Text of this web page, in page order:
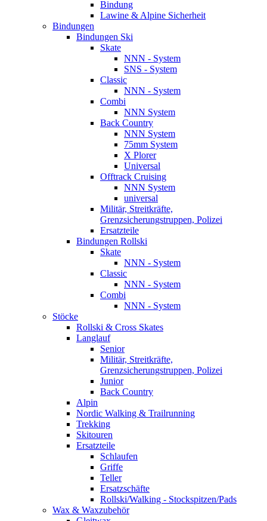
Bindung
Lawine & Alpine Sicherheit
Bindungen
Bindungen Ski
Skate
NNN - System
SNS - System
Classic
NNN - System
Combi
NNN System
Back Country
NNN System
75mm System
X Plorer
Universal
Offtrack Cruising
NNN System
universal
Militär, Streitkräfte,
Grenzsicherungstruppen, Polizei
Ersatzteile
Bindungen Rollski
Skate
NNN - System
Classic
NNN - System
Combi
NNN - System
Stöcke
Rollski & Cross Skates
Langlauf
Senior
Militär, Streitkräfte,
Grenzsicherungstruppen, Polizei
Junior
Back Country
Alpin
Nordic Walking & Trailrunning
Trekking
Skitouren
Ersatzteile
Schlaufen
Griffe
Teller
Ersatzschäfte
Rollski/Walking - Stockspitzen/Pads
Wax & Waxzubehör